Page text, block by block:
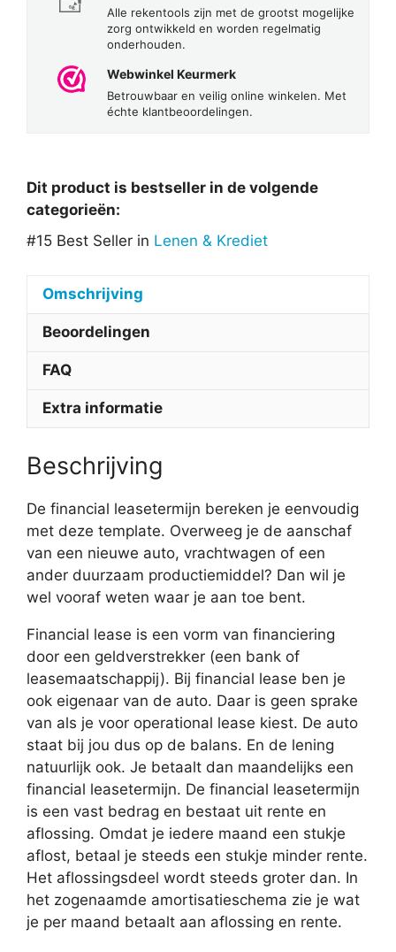
Alle rekentools zijn met de grootst mogelijke
zorg ontwikkeld en worden regelmatig
onderhouden.
Webwinkel Keurmerk
Betrouwbaar en veilig online winkelen. Met
échte klantbeoordelingen.
Dit product is bestseller in de volgende
categorieën:
#15 Best Seller in Lenen & Krediet
Omschrijving
Beoordelingen
FAQ
Extra informatie
Beschrijving
De financial leasetermijn bereken je eenvoudig
met deze template. Overweeg je de aanschaf
van een nieuwe auto, vrachtwagen of een
ander duurzaam productiemiddel? Dan wil je
wel vooraf weten waar je aan toe bent.
Financial lease is een vorm van financiering
door een geldverstrekker (een bank of
leasemaatschappij). Bij financial lease ben je
ook eigenaar van de auto. Daar is geen sprake
van als je voor operational lease kiest. De auto
staat bij jou dus op de balans. En de lening
natuurlijk ook. Je betaalt dan maandelijks een
financial leasetermijn. De financial leasetermijn
is een vast bedrag en bestaat uit rente en
aflossing. Omdat je iedere maand een stukje
aflost, betaal je steeds een stukje minder rente.
Het aflossingsdeel wordt steeds groter dan. In
het zogenaamde amortisatieschema zie je wat
je per maand betaalt aan aflossing en rente.